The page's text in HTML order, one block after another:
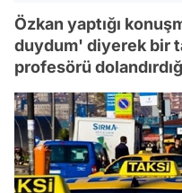
Özkan yaptığı
duydum' diyerek bir
profesörü